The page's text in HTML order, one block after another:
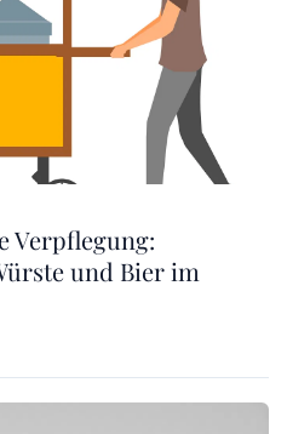
Verpflegung:
und Bier im